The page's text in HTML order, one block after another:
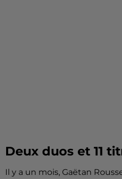
Deux duos et 11
Il y a un mois, Gaëtan